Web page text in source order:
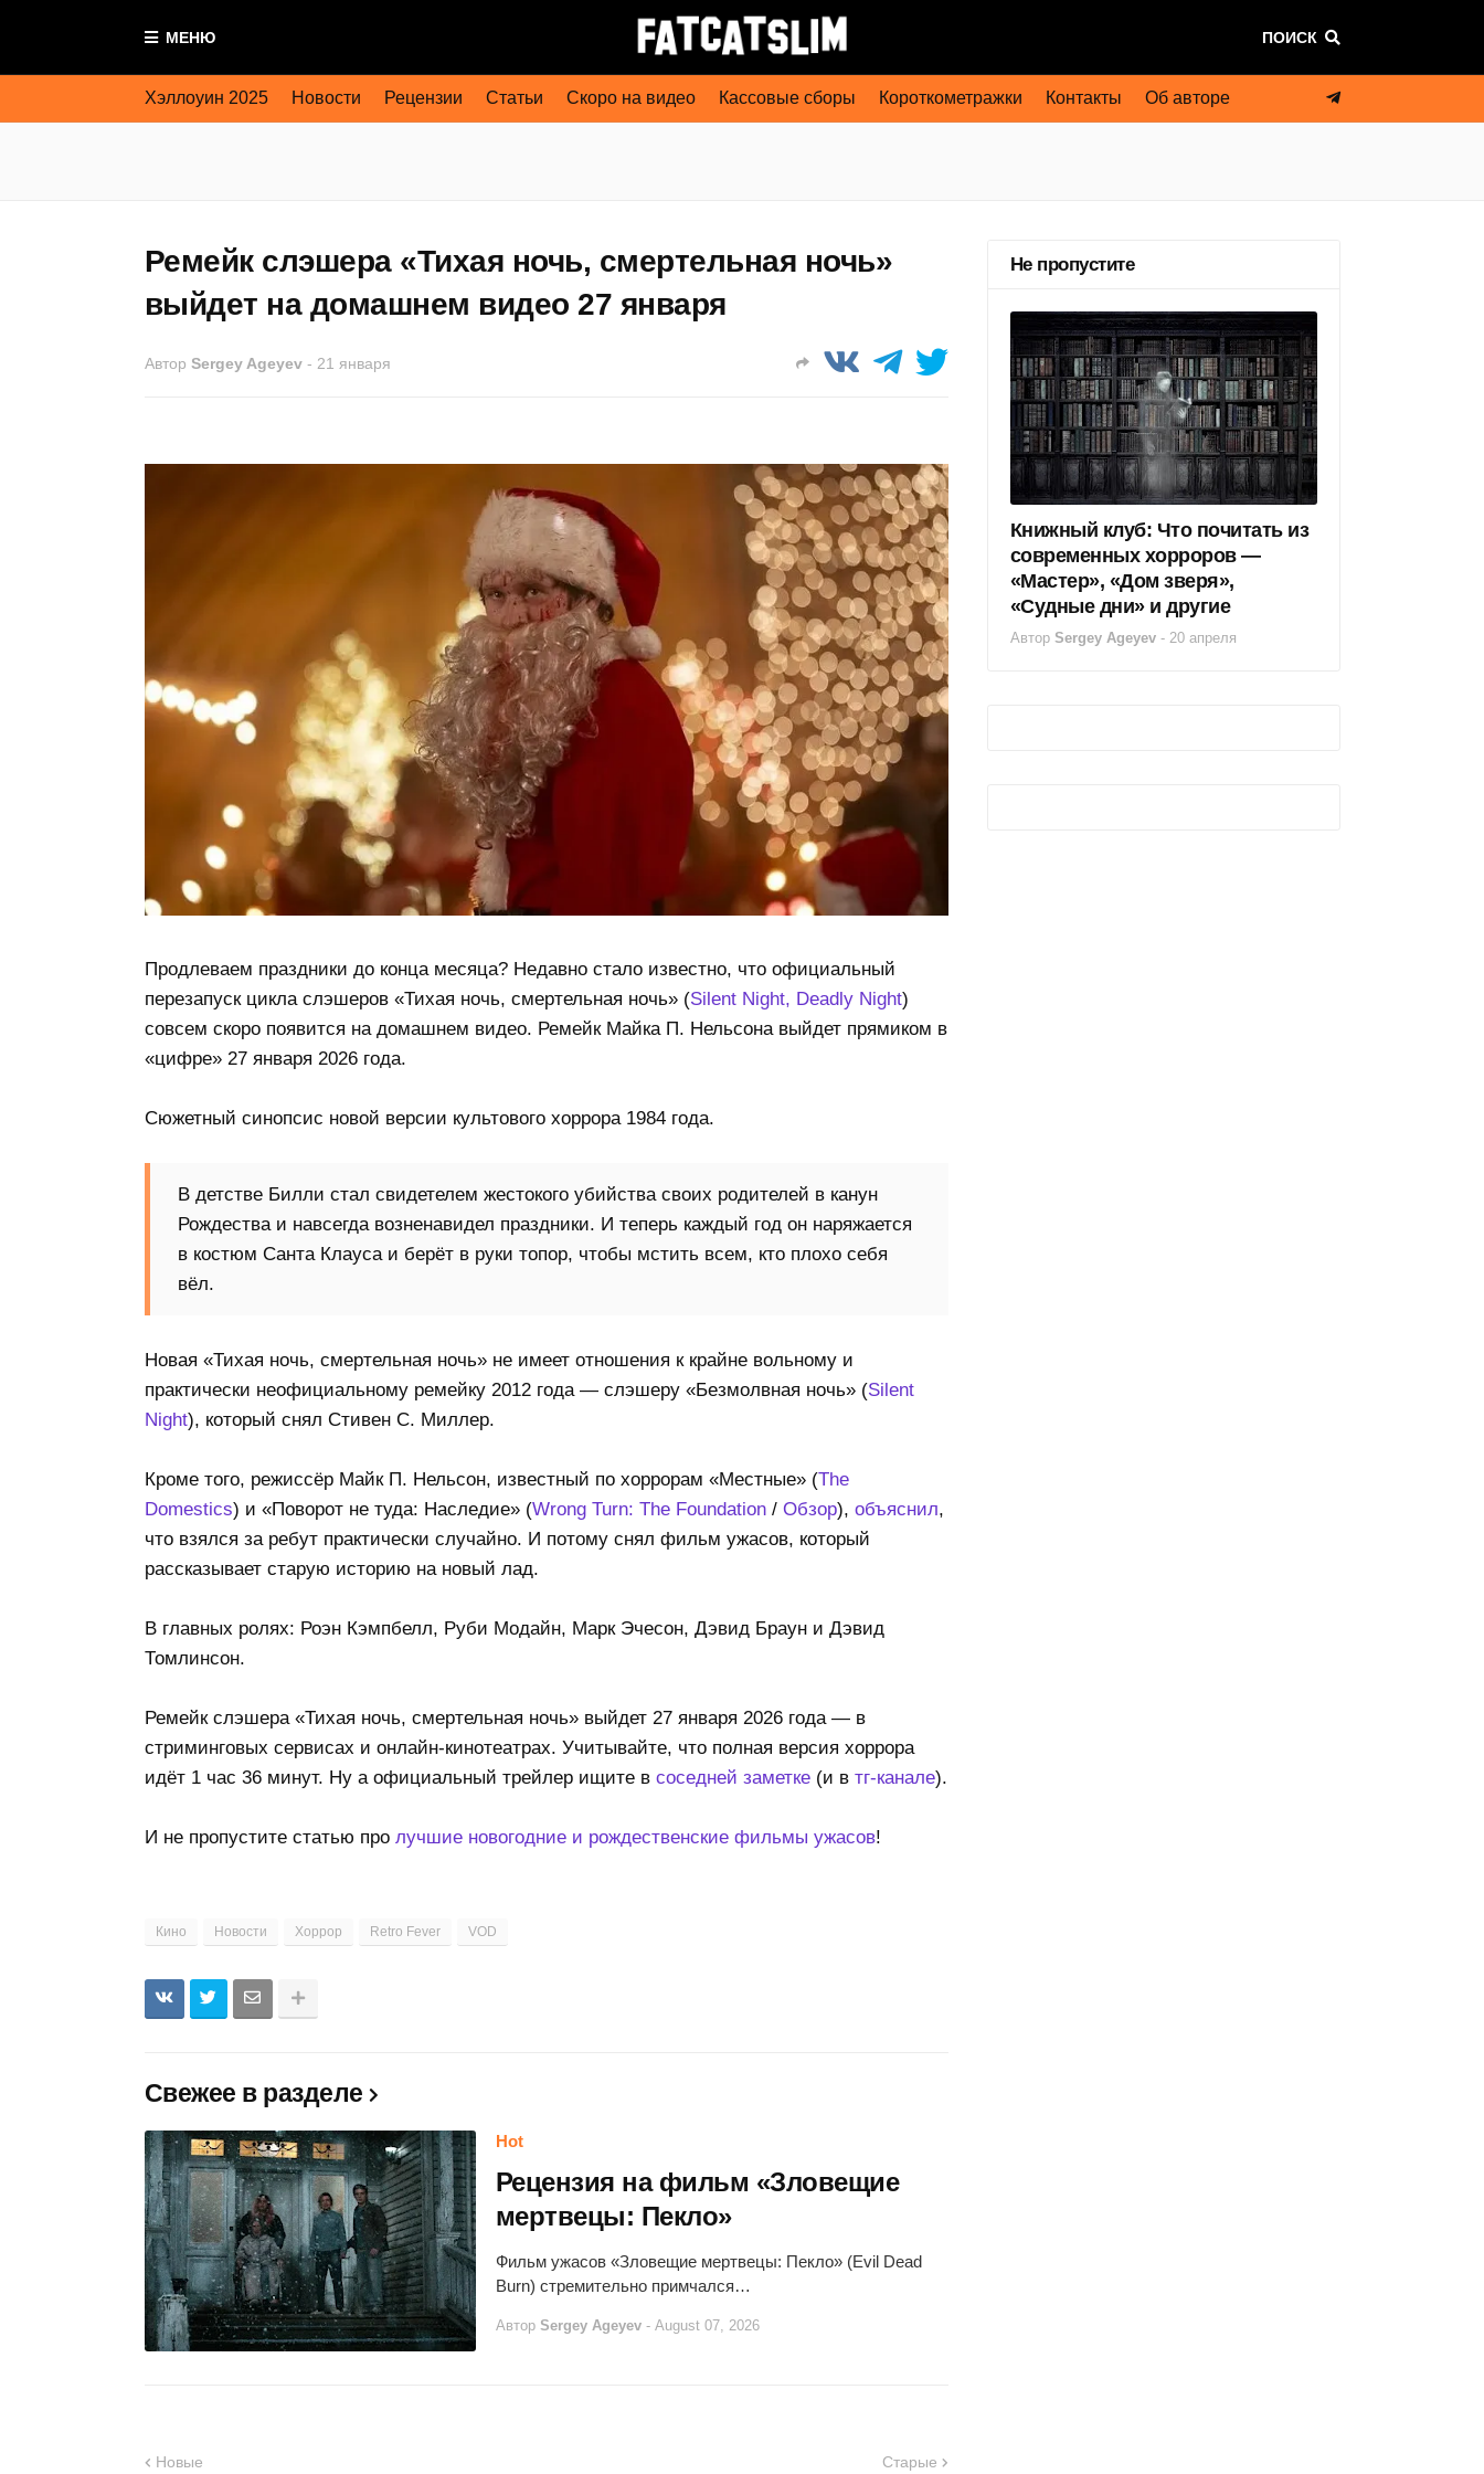
МЕНЮ ПОИСК
Хэллоуин 2025 Новости Рецензии Статьи Скоро на видео Кассовые сборы Короткометражки Контакты Об авторе
Ремейк слэшера «Тихая ночь, смертельная ночь»
выйдет на домашнем видео 27 января
Автор Sergey Ageyev - 21 января
Продлеваем праздники до конца месяца? Недавно стало известно, что официальный
перезапуск цикла слэшеров «Тихая ночь, смертельная ночь» (Silent Night, Deadly Night)
совсем скоро появится на домашнем видео. Ремейк Майка П. Нельсона выйдет прямиком в
«цифре» 27 января 2026 года.
Сюжетный синопсис новой версии культового хоррора 1984 года.
В детстве Билли стал свидетелем жестокого убийства своих родителей в канун
Рождества и навсегда возненавидел праздники. И теперь каждый год он наряжается
в костюм Санта Клауса и берёт в руки топор, чтобы мстить всем, кто плохо себя
вёл.
Новая «Тихая ночь, смертельная ночь» не имеет отношения к крайне вольному и
практически неофициальному ремейку 2012 года — слэшеру «Безмолвная ночь» (Silent
Night), который снял Стивен С. Миллер.
Кроме того, режиссёр Майк П. Нельсон, известный по хоррорам «Местные» (The
Domestics) и «Поворот не туда: Наследие» (Wrong Turn: The Foundation/ Обзор), объяснил,
что взялся за ребут практически случайно. И потому снял фильм ужасов, который
рассказывает старую историю на новый лад.
В главных ролях: Роэн Кэмпбелл, Руби Модайн, Марк Эчесон, Дэвид Браун и Дэвид
Томлинсон.
Ремейк слэшера «Тихая ночь, смертельная ночь» выйдет 27 января 2026 года — в
стриминговых сервисах и онлайн-кинотеатрах. Учитывайте, что полная версия хоррора
идёт 1 час 36 минут. Ну а официальный трейлер ищите в соседней заметке(и в тг-канале).
И не пропустите статью про лучшие новогодние и рождественские фильмы ужасов!
Кино Новости Хоррор Retro Fever VOD
Свежее в разделе
Hot
Рецензия на фильм «Зловещие
мертвецы: Пекло»
Фильм ужасов «Зловещие мертвецы: Пекло» (Evil Dead
Burn) стремительно примчался…
Автор Sergey Ageyev - August 07, 2026
Новые Старые
Не пропустите
Книжный клуб: Что почитать из
современных хорроров —
«Мастер», «Дом зверя»,
«Судные дни» и другие
Автор Sergey Ageyev - 20 апреля